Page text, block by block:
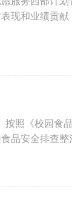
现和业绩贡
照《校园食
品安全排查